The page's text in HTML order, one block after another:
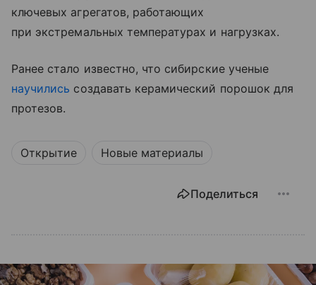
ключевых агрегатов, работающих
при экстремальных температурах и нагрузках.
Ранее стало известно, что сибирские ученые
научились создавать керамический порошок для
протезов.
Открытие Новые материалы
Поделиться